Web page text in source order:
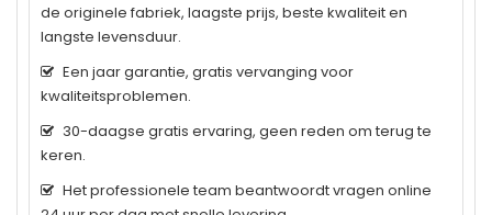
de originele fabriek, laagste prijs, beste kwaliteit en
langste levensduur.
Een jaar garantie, gratis vervanging voor
kwaliteitsproblemen.
30-daagse gratis ervaring, geen reden om terug te
keren.
Het professionele team beantwoordt vragen online